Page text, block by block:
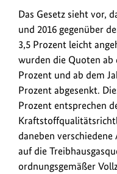
Das Gesetz sieht vor,
und 2016 gegenüber
3,5 Prozent leicht
wurden die Quoten ab
Prozent und ab dem
Prozent abgesenkt.
Prozent entsprechen
daneben
auf die
ordnungsgemäßer